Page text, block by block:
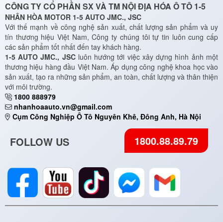
CÔNG TY CỔ PHẦN SX VÀ TM NỘI ĐỊA HÓA Ô TÔ 1-5
NHÂN HÒA MOTOR 1-5 AUTO JMC., JSC
Với thế mạnh về công nghệ sản xuất, chất lượng sản phẩm và uy
tín thương hiệu Việt Nam, Công ty chúng tôi tự tin luôn cung cấp
các sản phẩm tốt nhất đến tay khách hàng.
1-5 AUTO JMC., JSCluôn hướng tới việc xây dựng hình ảnh một
thương hiệu hàng đầu Việt Nam. Áp dụng công nghệ khoa học vào
sản xuất, tạo ra những sản phẩm, an toàn, chất lượng và thân thiện
với môi trường.
1800 888979
nhanhoaauto.vn@gmail.com
Cụm Công Nghiệp Ô Tô Nguyên Khê, Đông Anh, Hà Nội
FOLLOW US 1800.88.89.79